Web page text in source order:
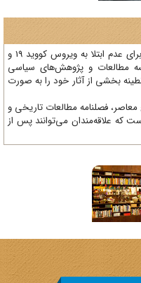
با توجه به نیاز به تداوم مراقبت‌های بهداشتی برای عدم ابتلا به ویروس کووید 19 و
و پژوهش‌های سیاسی
بخشی از آثار خود را به صورت
فصلنامه‌ مطالعات تاریخی و
علاقه‌مندان می‌توانند پس از